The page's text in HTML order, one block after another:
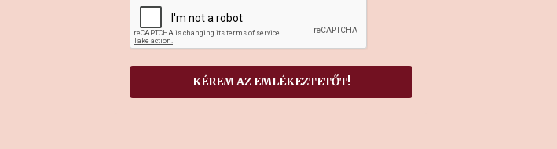
KÉREM AZ EMLÉKEZTETŐT!